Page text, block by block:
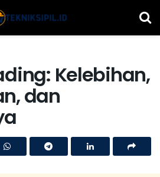
Kelebihan,
dan